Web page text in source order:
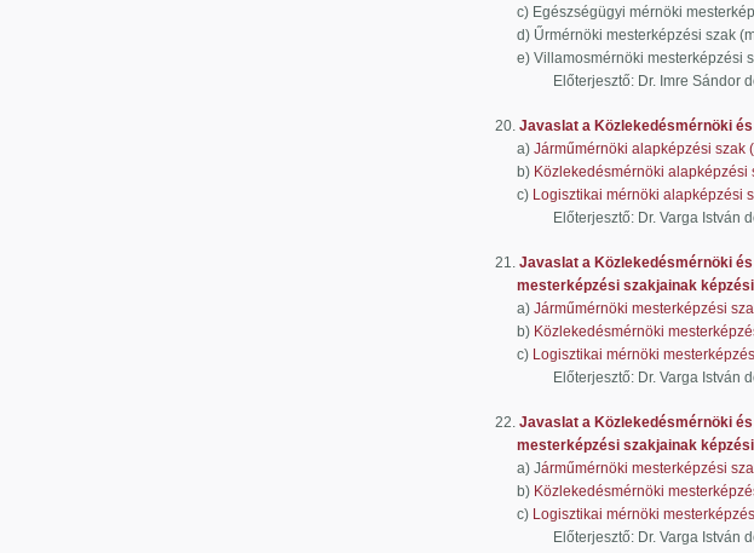
c) Egészségügyi mérnöki
d) Űrmérnöki mesterképzési szak
e) Villamosmérnöki mesterképzési
Előterjesztő: Dr. Imre Sándor
20.Javaslat a Közlekedésmérnöki
a)Járműmérnöki alapképzési szak
b) Közlekedésmérnöki
c) Logisztikai mérnöki alapképzési
Előterjesztő: Dr. Varga István
21.Javaslat a Közlekedésmérnöki
mesterképzési szakjainak képzési
a)Járműmérnöki mesterképzési
b) Közlekedésmérnöki
c) Logisztikai mérnöki
Előterjesztő: Dr. Varga István
22.Javaslat a Közlekedésmérnöki
mesterképzési szakjainak képzési
a) Járműmérnöki mesterképzési
b) Közlekedésmérnöki
c) Logisztikai mérnöki
Előterjesztő: Dr. Varga István